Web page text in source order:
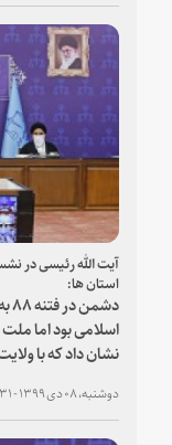
آیت الله رئیسی در
استان ها:
اسلامی بود اما
نشان داد که با
دوشنبه، ۰۸ دی ۱۳۹۹ - ۰۳:۳۱